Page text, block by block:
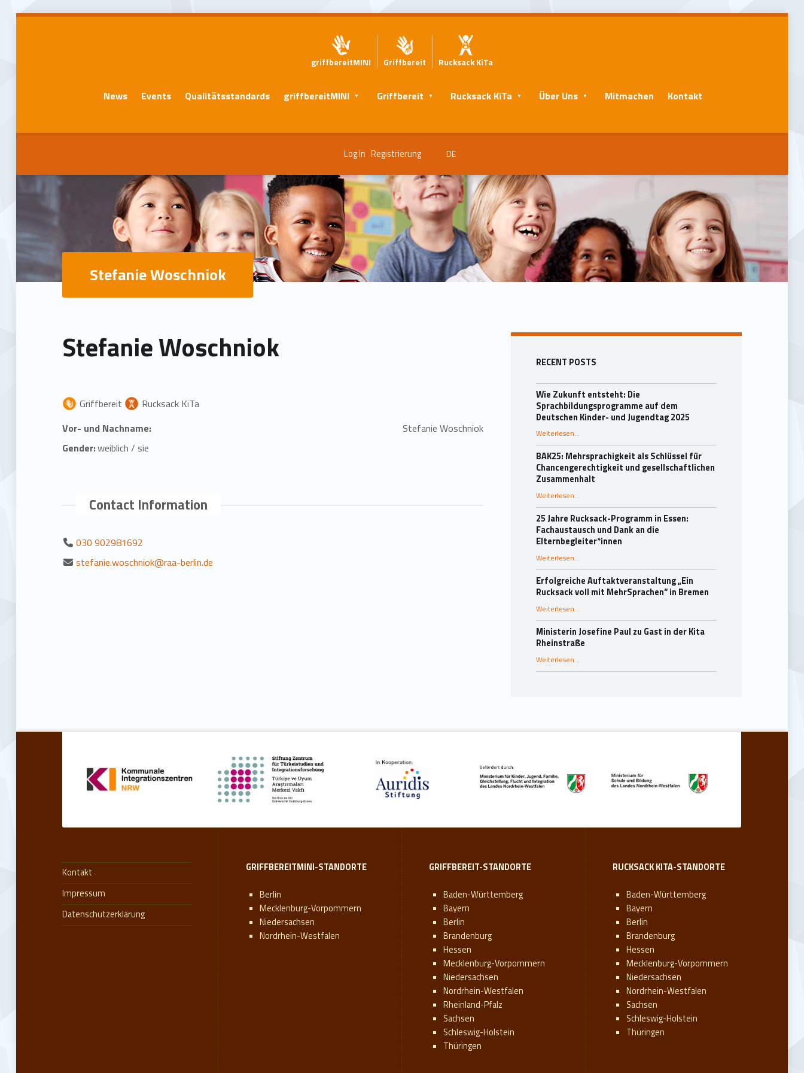
griffbereitMINI Griffbereit Rucksack KiTa
News Events Qualitätsstandards griffbereitMINI Griffbereit Rucksack KiTa Über Uns Mitmachen Kontakt
Log In Registrierung DE
Stefanie Woschniok
Stefanie Woschniok
Griffbereit
Rucksack KiTa
Vor- und Nachname:
Stefanie Woschniok
Gender:weiblich / sie
Contact Information
030 902981692
stefanie.woschniok@raa-berlin.de
Seitenleiste
RECENT POSTS
Wie Zukunft entsteht: Die
Sprachbildungsprogramme auf dem
Deutschen Kinder- und Jugendtag 2025
Weiterlesen“Wie Zukunft entsteht: Die Sprachbildungsprogramme auf dem Deutschen Kinder- und Jugendtag 2025”
…
BAK25: Mehrsprachigkeit als Schlüssel für
Chancengerechtigkeit und gesellschaftlichen
Zusammenhalt
Weiterlesen“BAK25: Mehrsprachigkeit als Schlüssel für Chancengerechtigkeit und gesellschaftlichen Zusammenhalt”
…
25 Jahre Rucksack-Programm in Essen:
Fachaustausch und Dank an die
Elternbegleiter*innen
Weiterlesen“25 Jahre Rucksack-Programm in Essen: Fachaustausch und Dank an die Elternbegleiter*innen”
…
Erfolgreiche Auftaktveranstaltung „Ein
Rucksack voll mit MehrSprachen“ in Bremen
Weiterlesen“Erfolgreiche Auftaktveranstaltung „Ein Rucksack voll mit MehrSprachen“ in Bremen”
…
Ministerin Josefine Paul zu Gast in der Kita
Rheinstraße
Weiterlesen“Ministerin Josefine Paul zu Gast in der Kita Rheinstraße”
…
Kontakt
Impressum
Datenschutzerklärung
GRIFFBEREITMINI-STANDORTE
Berlin
Mecklenburg-Vorpommern
Niedersachsen
Nordrhein-Westfalen
GRIFFBEREIT-STANDORTE
Baden-Württemberg
Bayern
Berlin
Brandenburg
Hessen
Mecklenburg-Vorpommern
Niedersachsen
Nordrhein-Westfalen
Rheinland-Pfalz
Sachsen
Schleswig-Holstein
Thüringen
RUCKSACK KITA-STANDORTE
Baden-Württemberg
Bayern
Berlin
Brandenburg
Hessen
Mecklenburg-Vorpommern
Niedersachsen
Nordrhein-Westfalen
Sachsen
Schleswig-Holstein
Thüringen